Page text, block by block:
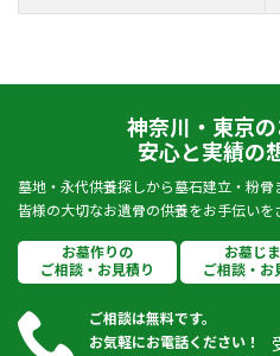
神奈川・東京
安心と実績の
墓地・永代供養探しから墓石建立・粉骨
皆様の大切なお遺骨の供養をお手伝いを
お墓作りの
ご相談・お見積り
お墓じ
ご相談・お
ご相談は無料です。
お気軽にお電話ください！